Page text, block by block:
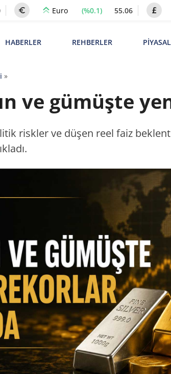
Euro (%0.1) 55.06
HABERLER REHBERLER
»
ve gümüşte
riskler ve düşen reel faiz